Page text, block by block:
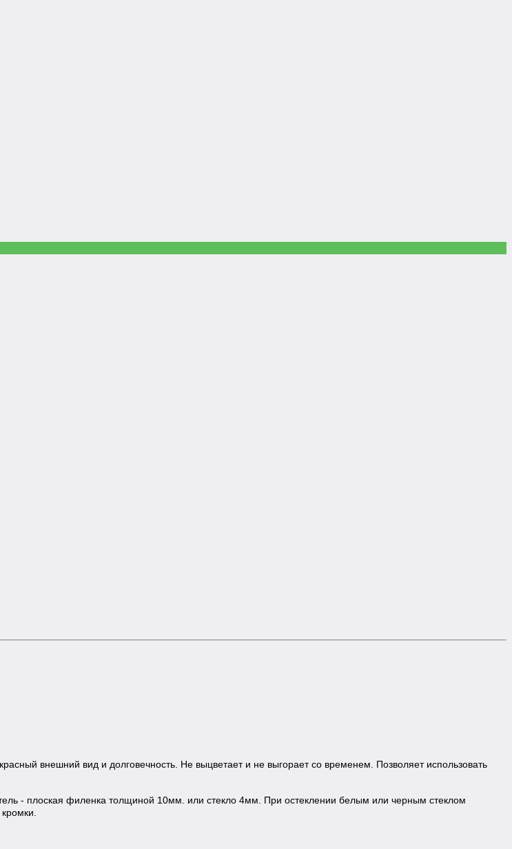
внешний вид и долговечность. Не выцветает и не выгорает со временем. Позволяет использовать
- плоская филенка толщиной 10мм. или стекло 4мм. При остеклении белым или черным стеклом